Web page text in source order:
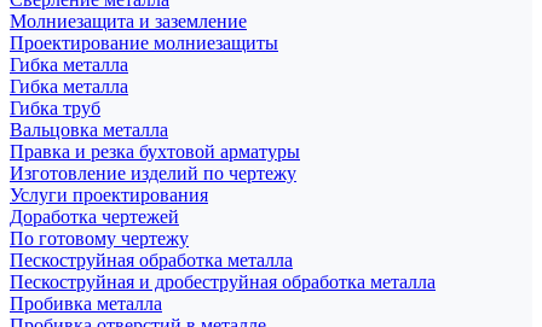
Молниезащита и заземление
Проектирование молниезащиты
Гибка металла
Гибка металла
Гибка труб
Вальцовка металла
Правка и резка бухтовой арматуры
Изготовление изделий по чертежу
Услуги проектирования
Доработка чертежей
По готовому чертежу
Пескоструйная обработка металла
Пескоструйная и дробеструйная обработка металла
Пробивка металла